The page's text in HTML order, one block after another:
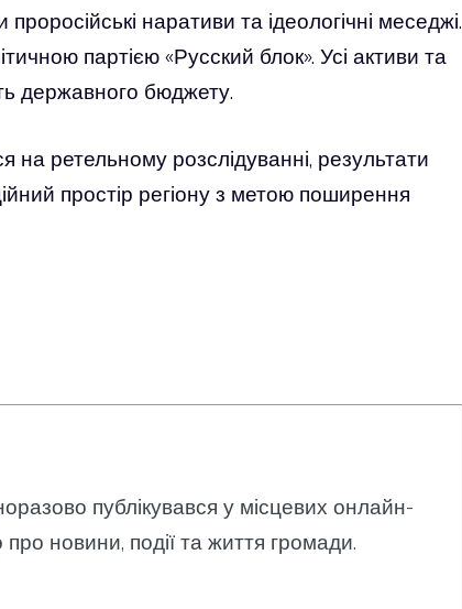
наративи та ідеологічні меседжі.
партією «Русский блок». Усі активи та
державного бюджету.
на ретельному розслідуванні, результати
простір регіону з метою поширення
публікувався у місцевих онлайн-
новини, події та життя громади.